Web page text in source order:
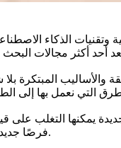
الذكاء
والأساليب المبتكرة
يمكنها التغلب
فرصًا جديدة لكلا المجالين تعمل على تغيير عالمنا للأفضل.